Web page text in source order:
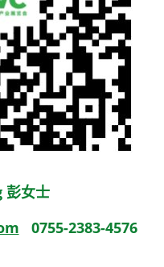
彭女士
0755-2383-4576